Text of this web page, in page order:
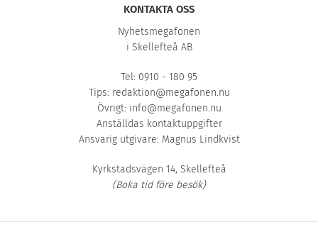
KONTAKTA OSS
Nyhetsmegafonen
i Skellefteå AB
Tel: 0910 - 180 95
Tips: redaktion@megafonen.nu
Övrigt: info@megafonen.nu
Anställdas kontaktuppgifter
Ansvarig utgivare: Magnus Lindkvist
Kyrkstadsvägen 14, Skellefteå
(Boka tid före besök)